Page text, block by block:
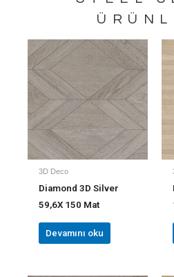
3D Deco
Diamond 3D Silver
59,6X 150 Mat
Devamını oku